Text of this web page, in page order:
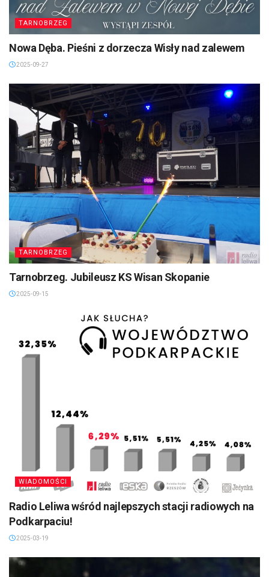
TARNOBRZEG
Nowa Dęba. Pieśni z dorzecza Wisły nad zalewem
2025-09-27
TARNOBRZEG
Tarnobrzeg. Jubileusz KS Wisan Skopanie
2025-09-15
WIADOMOŚCI
Radio Leliwa wśród najlepszych stacji radiowych na
Podkarpaciu!
2025-03-19